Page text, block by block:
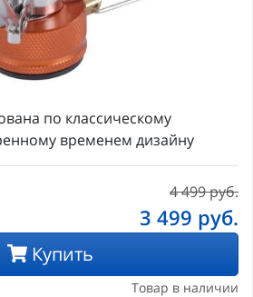
по классическому
временем дизайну
4 499 руб.
3 499 руб.
Купить
Товар в наличии